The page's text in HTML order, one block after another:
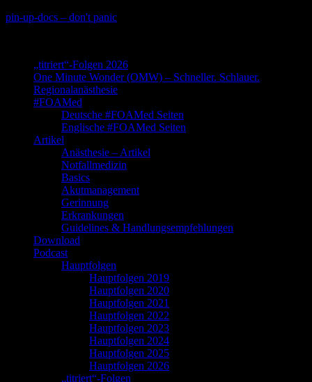
Skip
pin-up-docs – don't panic
„titriert“-Folgen 2026
One Minute Wonder (OMW) – Schneller. Schlauer.
Regionalanästhesie
#FOAMed
Deutsche #FOAMed Seiten
Englische #FOAMed Seiten
Artikel
Anästhesie – Artikel
Notfallmedizin
Basics
Akutmanagement
Gerinnung
Erkrankungen
Guidelines & Handlungsempfehlungen
Download
Podcast
Hauptfolgen
Hauptfolgen 2019
Hauptfolgen 2020
Hauptfolgen 2021
Hauptfolgen 2022
Hauptfolgen 2023
Hauptfolgen 2024
Hauptfolgen 2025
Hauptfolgen 2026
„titriert“-Folgen